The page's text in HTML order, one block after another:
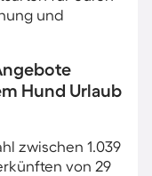
und
Hund Urlaub
zwischen 1.039
von 29